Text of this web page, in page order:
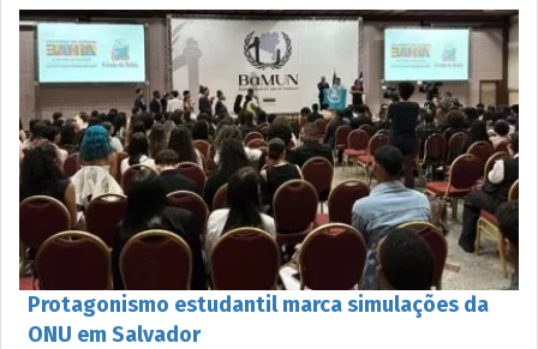
Protagonismo estudantil marca simulações da
ONU em Salvador